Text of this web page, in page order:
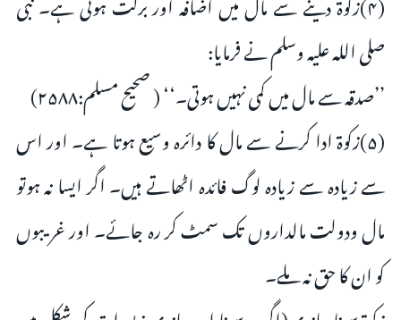
صلی اللہ علیہ وسلم نے فرمایا:
’’صدقہ سے مال میں کمی نہیں ہوتی۔‘‘ ( صحیح مسلم:۲۵۸۸)
(۵)زکوۃ ادا کرنے سے مال کا دائرہ وسیع ہوتا ہے۔ اور اس
سے زیادہ سے زیادہ لوگ فائدہ اٹھاتے ہیں۔ اگر ایسا نہ ہوتو
مال ودولت مالداروں تک سمٹ کر رہ جائے۔ اور غریبوں
کو ان کا حق نہ ملے۔